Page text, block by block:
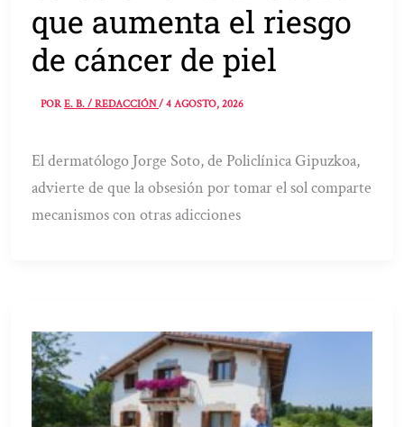
que aumenta el riesgo
de cáncer de piel
PORE. B. / REDACCIÓN/4 AGOSTO, 2026
El dermatólogo Jorge Soto, de Policlínica Gipuzkoa,
advierte de que la obsesión por tomar el sol comparte
mecanismos con otras adicciones